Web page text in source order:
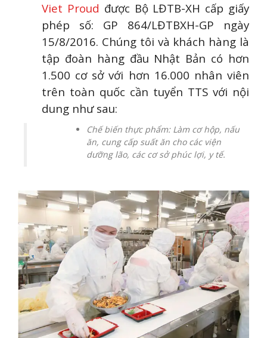
Viet Proud được Bộ LĐTB-XH cấp giấy
phép số: GP 864/LĐTBXH-GP ngày
15/8/2016. Chúng tôi và khách hàng là
tập đoàn hàng đầu Nhật Bản có hơn
1.500 cơ sở với hơn 16.000 nhân viên
trên toàn quốc cần tuyển TTS với nội
dung như sau:
Chế biến thực phẩm: Làm cơ hộp, nấu
ăn, cung cấp suất ăn cho các viện
dưỡng lão, các cơ sở phúc lợi, y tế.